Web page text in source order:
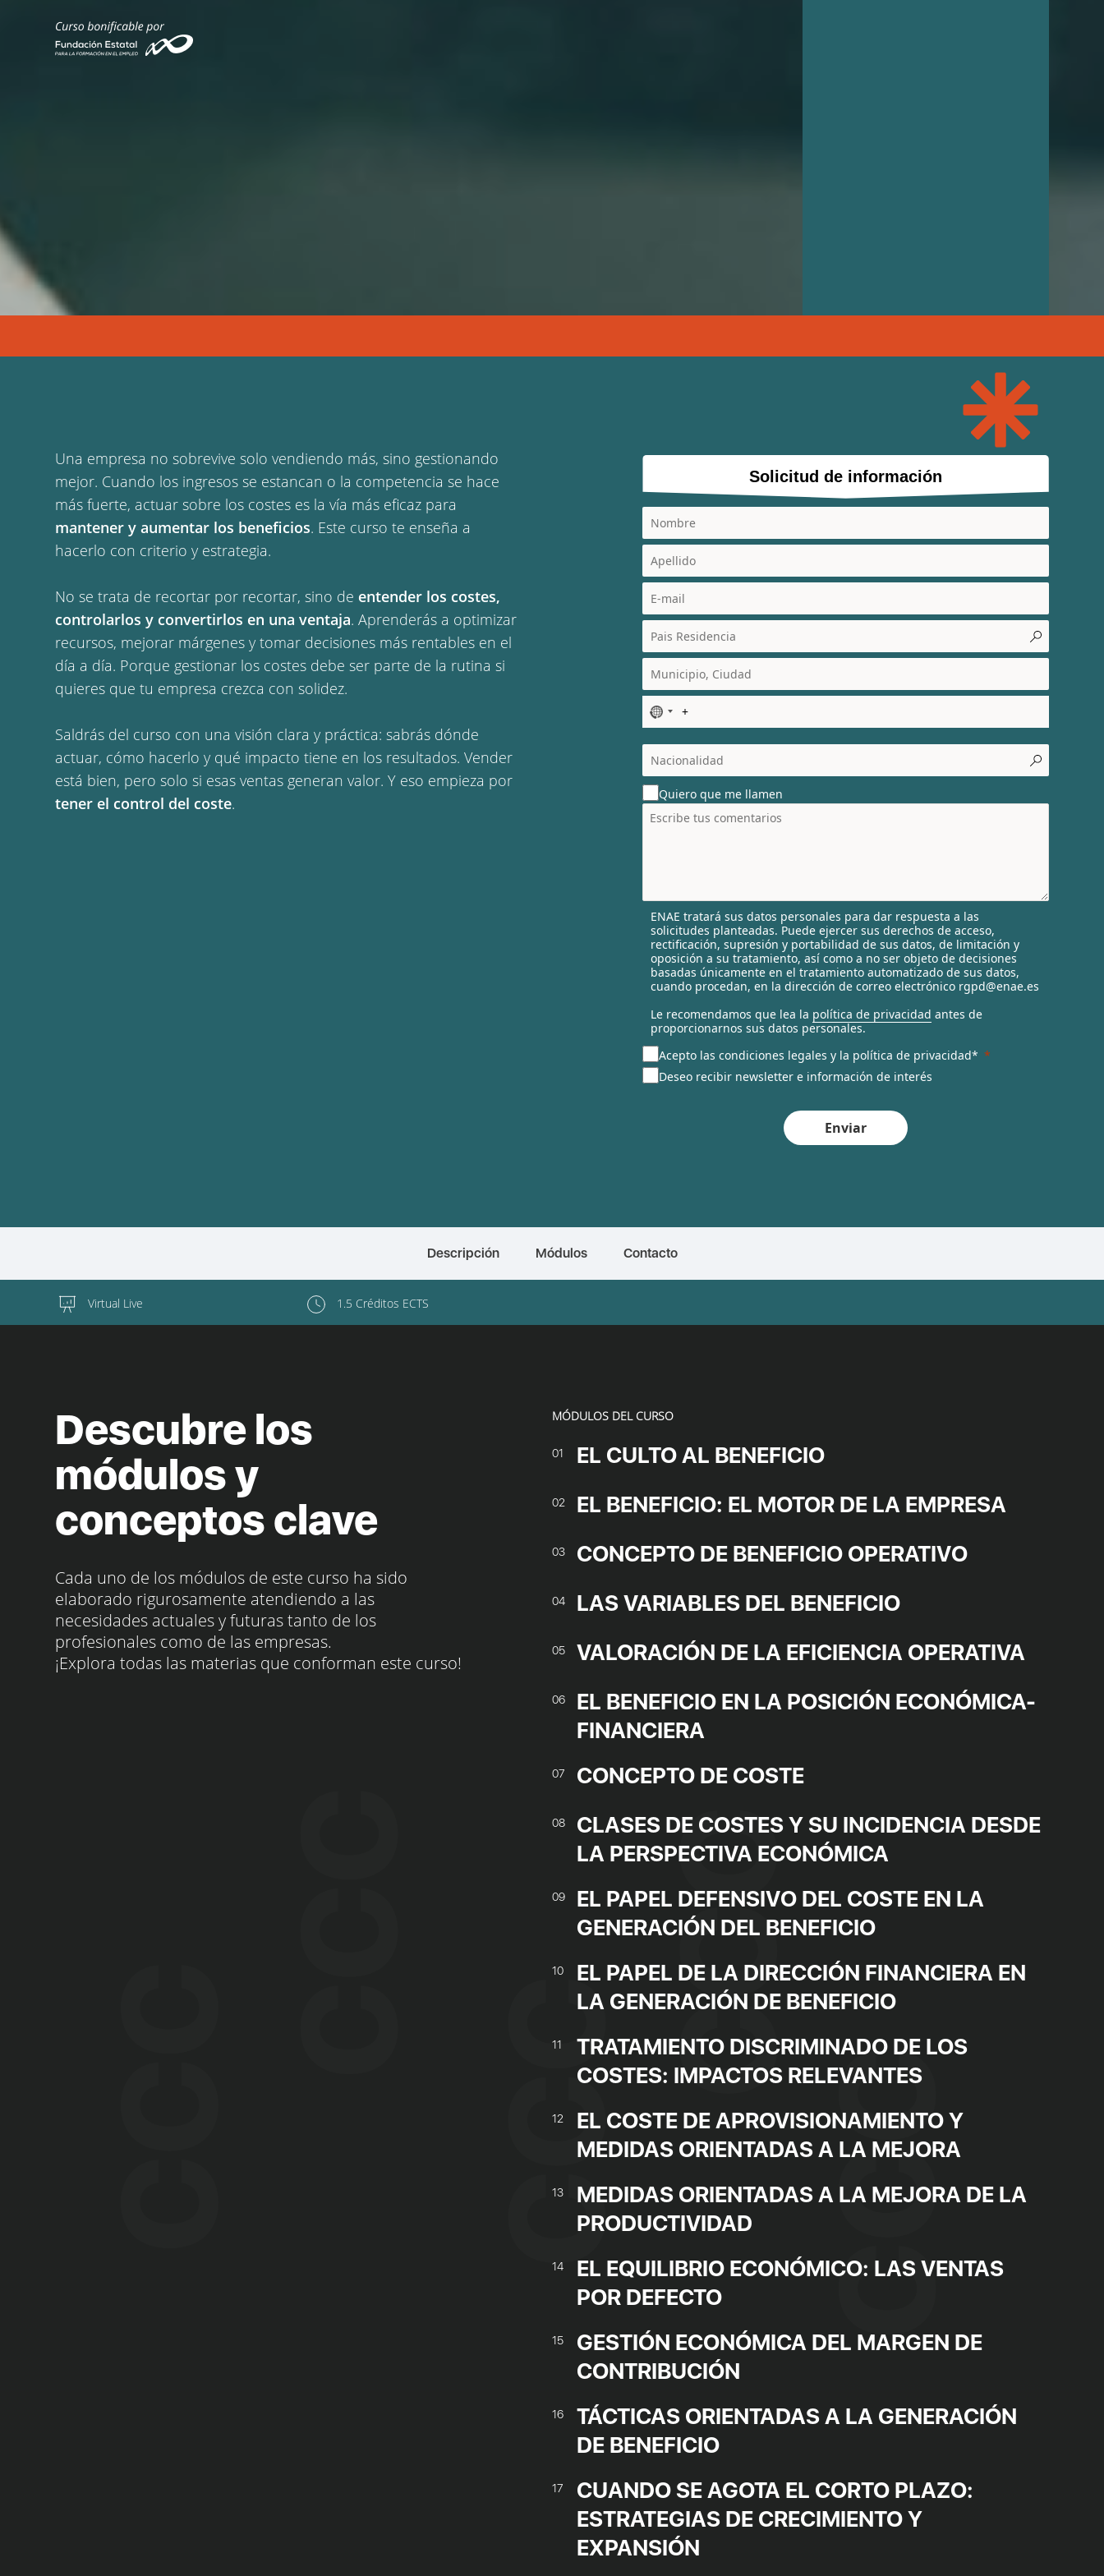
Una empresa no sobrevive solo vendiendo más, sino gestionando
mejor. Cuando los ingresos se estancan o la competencia se hace
más fuerte, actuar sobre los costes es la vía más eficaz para
mantener y aumentar los beneficios. Este curso te enseña a
hacerlo con criterio y estrategia.
No se trata de recortar por recortar, sino de entender los costes,
controlarlos y convertirlos en una ventaja. Aprenderás a optimizar
recursos, mejorar márgenes y tomar decisiones más rentables en el
día a día. Porque gestionar los costes debe ser parte de la rutina si
quieres que tu empresa crezca con solidez.
Saldrás del curso con una visión clara y práctica: sabrás dónde
actuar, cómo hacerlo y qué impacto tiene en los resultados. Vender
está bien, pero solo si esas ventas generan valor. Y eso empieza por
tener el control del coste.
Solicitud de información
N
o
c
o
u
n
t
l
e
c
t
e
d
Quiero que me llamen
ENAE tratará sus datos personales para dar respuesta a las
solicitudes planteadas. Puede ejercer sus derechos de acceso,
rectificación, supresión y portabilidad de sus datos, de limitación y
oposición a su tratamiento, así como a no ser objeto de decisiones
basadas únicamente en el tratamiento automatizado de sus datos,
cuando procedan, en la dirección de correo electrónico rgpd@enae.es
Le recomendamos que lea la política de privacidad antes de
proporcionarnos sus datos personales.
Acepto las condiciones legales y la política de privacidad*
Deseo recibir newsletter e información de interés
Enviar
Descripción Módulos Contacto
Virtual Live 1.5 Créditos ECTS
Descubre los
módulos y
conceptos clave
Cada uno de los módulos de este curso ha sido
elaborado rigurosamente atendiendo a las
necesidades actuales y futuras tanto de los
profesionales como de las empresas.
¡Explora todas las materias que conforman este curso!
MÓDULOS DEL CURSO
01 EL CULTO AL BENEFICIO
02 EL BENEFICIO: EL MOTOR DE LA EMPRESA
03 CONCEPTO DE BENEFICIO OPERATIVO
04 LAS VARIABLES DEL BENEFICIO
05 VALORACIÓN DE LA EFICIENCIA OPERATIVA
06
EL BENEFICIO EN LA POSICIÓN ECONÓMICA-
FINANCIERA
07 CONCEPTO DE COSTE
08
CLASES DE COSTES Y SU INCIDENCIA DESDE
LA PERSPECTIVA ECONÓMICA
09
EL PAPEL DEFENSIVO DEL COSTE EN LA
GENERACIÓN DEL BENEFICIO
10
EL PAPEL DE LA DIRECCIÓN FINANCIERA EN
LA GENERACIÓN DE BENEFICIO
11
TRATAMIENTO DISCRIMINADO DE LOS
COSTES: IMPACTOS RELEVANTES
12
EL COSTE DE APROVISIONAMIENTO Y
MEDIDAS ORIENTADAS A LA MEJORA
13
MEDIDAS ORIENTADAS A LA MEJORA DE LA
PRODUCTIVIDAD
14
EL EQUILIBRIO ECONÓMICO: LAS VENTAS
POR DEFECTO
15
GESTIÓN ECONÓMICA DEL MARGEN DE
CONTRIBUCIÓN
16
TÁCTICAS ORIENTADAS A LA GENERACIÓN
DE BENEFICIO
17
CUANDO SE AGOTA EL CORTO PLAZO:
ESTRATEGIAS DE CRECIMIENTO Y
EXPANSIÓN